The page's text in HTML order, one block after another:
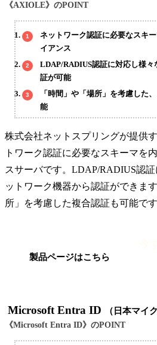
《AXIOLE》のPOINT
ネットワーク認証に必要なスキ
イアンス
LDAP/RADIUS認証に対応し様
証が可能
「時間」や「場所」を考慮した
能
株式会社ネットスプリングが提供
トワーク認証に必要なスキーマを
スサーバです。LDAP/RADIUS認
ットワーク機器から認証ができま
所」を考慮した複合認証も可能です
製品ページはこちら
Microsoft Entra ID （日本マイ
《Microsoft Entra ID》のPOINT